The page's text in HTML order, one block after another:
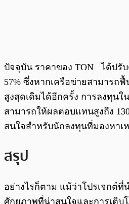
ปัจจุบัน ราคาของ TON ได้ปรั
57% ซึ่งหากเครือข่ายสามารถ
สูงสุดเดิมได้อีกครั้ง การลงทุนใ
สามารถให้ผลตอบแทนสูงถึง
สนใจสำหรับนักลงทุนที่มองหา
สรุป
อย่างไรก็ตาม แม้ว่าโปรเจกต์ที่
ศักยภาพที่น่าสนใจและการเติ